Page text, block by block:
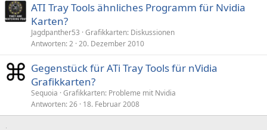
ATI Tray Tools ähnliches Programm für Nvidia
Karten?
Jagdpanther53 Grafikkarten: Diskussionen
Antworten 2 20. Dezember 2010
Gegenstück für ATi Tray Tools für nVidia
Grafikkarten?
Sequoia Grafikkarten: Probleme mit Nvidia
Antworten 26 18. Februar 2008